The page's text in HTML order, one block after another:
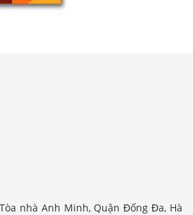
nhà Anh Minh, Quận Đống Đa, Hà